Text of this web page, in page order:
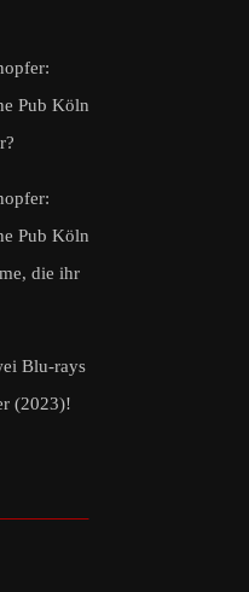
Pub Köln
Pub Köln
die ihr
Blu-rays
(2023)!